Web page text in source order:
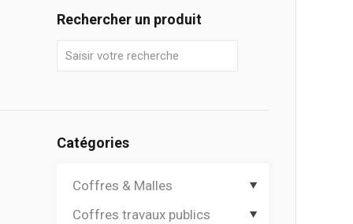
Rechercher un produit
Catégories
Coffres & Malles
Coffres de chantier
Coffres travaux publics